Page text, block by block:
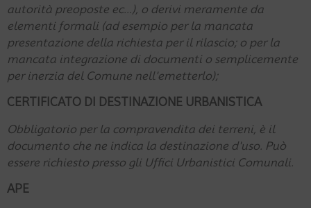
autorità preoposte ec...), o derivi meramente da
elementi formali (ad esempio per la mancata
presentazione della richiesta per il rilascio; o per la
mancata integrazione di documenti o semplicemente
per inerzia del Comune nell'emetterlo);
CERTIFICATO DI DESTINAZIONE URBANISTICA
Obbligatorio per la compravendita dei terreni, è il
documento che ne indica la destinazione d'uso. Può
essere richiesto presso gli Uffici Urbanistici Comunali.
APE